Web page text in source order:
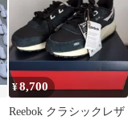
¥8,700
Reebok クラシックレザ